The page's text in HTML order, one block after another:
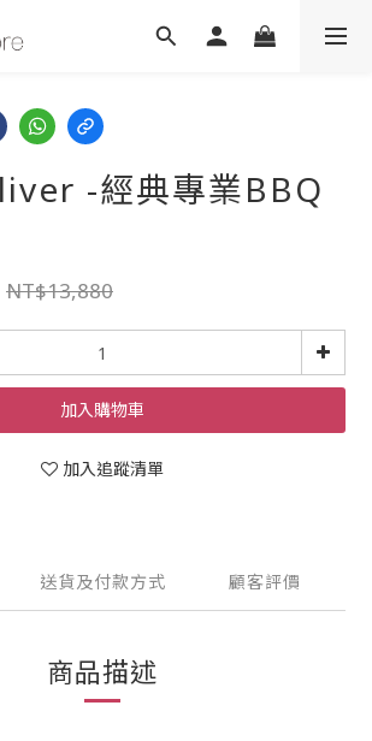
-經典專業BBQ
NT$13,880
加入購物車
加入追蹤清單
送貨及付款方式 顧客評價
商品描述